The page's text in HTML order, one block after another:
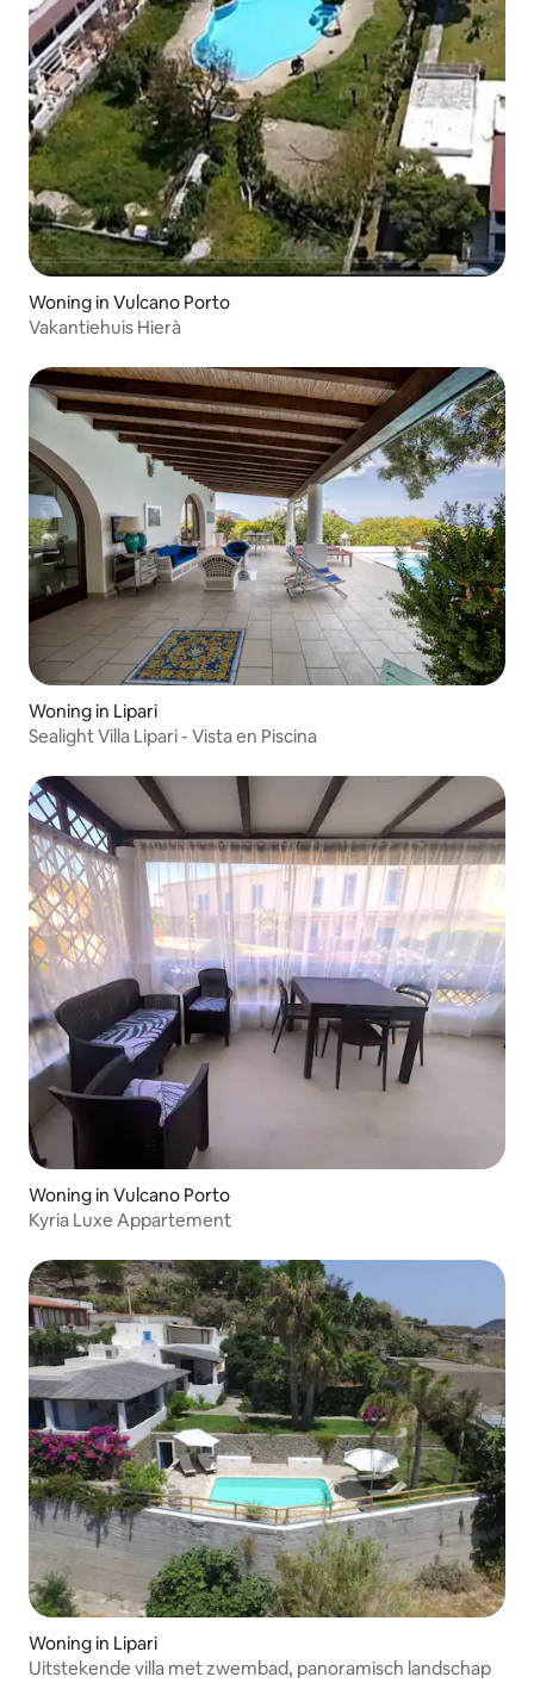
Woning in Vulcano Porto
Vakantiehuis Hierà
Woning in Lipari
Sealight Villa Lipari - Vista en Piscina
Woning in Vulcano Porto
Kyria Luxe Appartement
Woning in Lipari
Uitstekende villa met zwembad, panoramisch landschap